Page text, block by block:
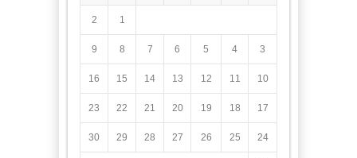
1
2
3
4
5
6
7
8
9
10
11
12
13
14
15
16
17
18
19
20
21
22
23
24
25
26
27
28
29
30